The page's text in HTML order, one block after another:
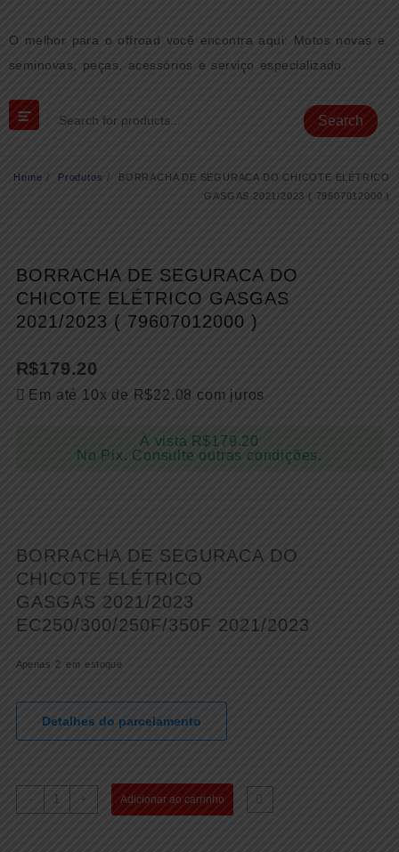
content
O melhor para o offroad você encontra aqui: Motos novas e
seminovas, peças, acessórios e serviço especializado.
Search
Home Produtos
BORRACHA DE SEGURACA DO CHICOTE ELÉTRICO
GASGAS 2021/2023 ( 79607012000 )
BORRACHA DE SEGURACA DO
CHICOTE ELÉTRICO GASGAS
2021/2023 ( 79607012000 )
R$179.20
Em até 10x de R$22.08 com juros
À vista R$179.20
No Pix. Consulte outras condições.
BORRACHA DE SEGURACA DO
CHICOTE ELÉTRICO
GASGAS 2021/2023
EC250/300/250F/350F 2021/2023
Apenas 2 em estoque
Detalhes do parcelamento
-
BORRACHA
DE
+ Adicionar ao carrinho